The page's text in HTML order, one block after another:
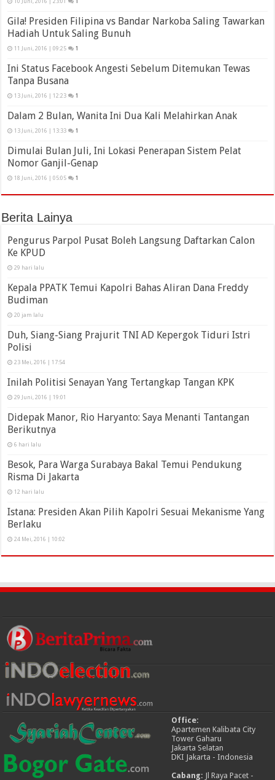
Gila! Presiden Filipina vs Bandar Narkoba Saling Tawarkan
Hadiah Untuk Saling Bunuh
11 Juni, 2016 | 09:25 1
Ini Status Facebook Angesti Sebelum Ditemukan Tewas
Tanpa Busana
13 Juni, 2016 | 12:23 1
Dalam 2 Bulan, Wanita Ini Dua Kali Melahirkan Anak
13 Juni, 2016 | 13:33 1
Dimulai Bulan Juli, Ini Lokasi Penerapan Sistem Pelat
Nomor Ganjil-Genap
18 Juni, 2016 | 05:05 1
Berita Lainya
Pengurus Parpol Pusat Boleh Langsung Daftarkan Calon
Ke KPUD
29 hari lalu
Kepala PPATK Temui Kapolri Bahas Aliran Dana Freddy
Budiman
20 jam lalu
Duh, Siang-Siang Prajurit TNI AD Kepergok Tiduri Istri
Polisi
23 Mei, 2016 | 17:54
Inilah Politisi Senayan Yang Tertangkap Tangan KPK
29 Juni, 2016 | 19:01
Didepak Manor, Rio Haryanto: Saya Menanti Tantangan
Berikutnya
6 hari lalu
Besok, Para Warga Surabaya Bakal Temui Pendukung
Risma Di Jakarta
12 hari lalu
Istana: Presiden Akan Pilih Kapolri Sesuai Mekanisme Yang
Berlaku
24 Mei, 2016 | 10:02
Office:
Apartemen Kalibata City
Tower Gaharu
Jakarta Selatan
DKI Jakarta - Indonesia
Cabang: Jl Raya Pacet -